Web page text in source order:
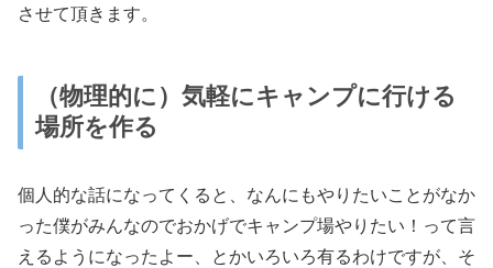
させて頂きます。
（物理的に）気軽にキャンプに行ける
場所を作る
個人的な話になってくると、なんにもやりたいことがなか
った僕がみんなのでおかげでキャンプ場やりたい！って言
えるようになったよー、とかいろいろ有るわけですが、そ